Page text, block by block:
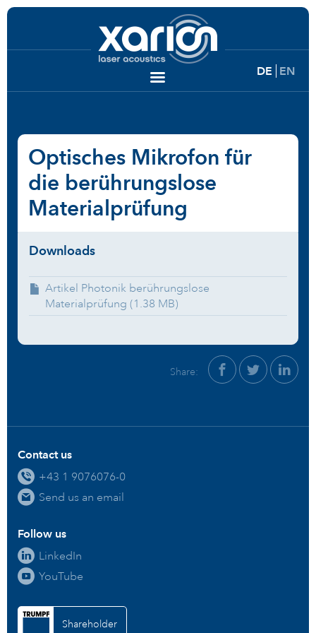
DE EN
Optisches Mikrofon für
die berührungslose
Materialprüfung
Downloads
Artikel Photonik berührungslose
Materialprüfung (1.38 MB)
Share:
Contact us
+43 1 9076076-0
Send us an email
Follow us
LinkedIn
YouTube
Shareholder